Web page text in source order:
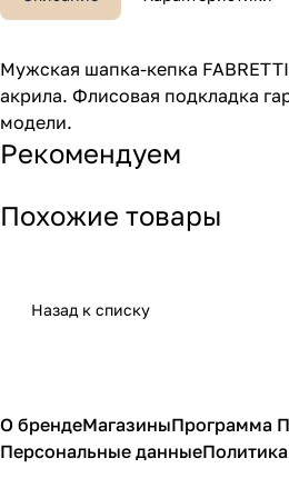
Мужская шапка-кепка
акрила. Флисовая подкладка
модели.
Рекомендуем
Похожие товары
Назад к списку
О брендеМагазиныПрограмма
Персональные данные